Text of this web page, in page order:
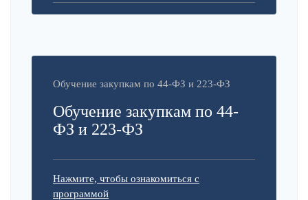
Обучение закупкам по 44-ФЗ и 223-ФЗ
Обучение закупкам по 44-
ФЗ и 223-ФЗ
Нажмите, чтобы ознакомиться с
программой